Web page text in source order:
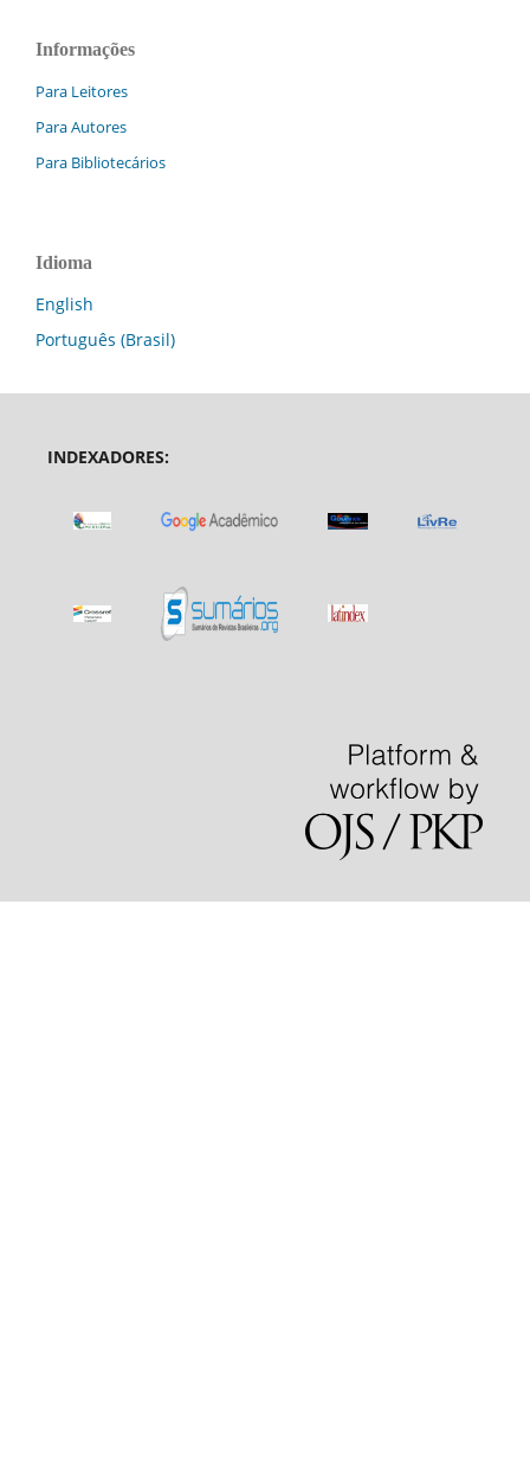
Informações
Para Leitores
Para Autores
Para Bibliotecários
Idioma
English
Português (Brasil)
INDEXADORES: